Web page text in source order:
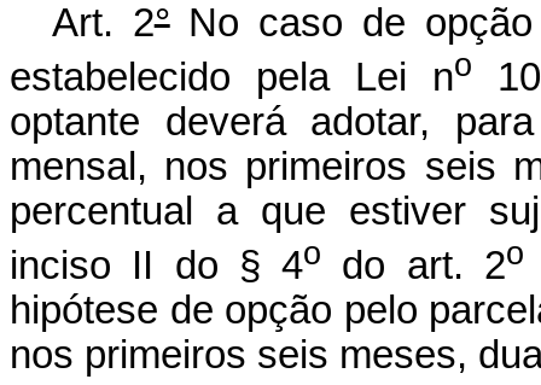
Art. 2°No caso de opção
estabelecido pela Lei no
optante deverá adotar,
mensal, nos primeiros seis
percentual a que estiver
inciso II do § 4o do art. 2o
hipótese de opção pelo
nos primeiros seis meses,